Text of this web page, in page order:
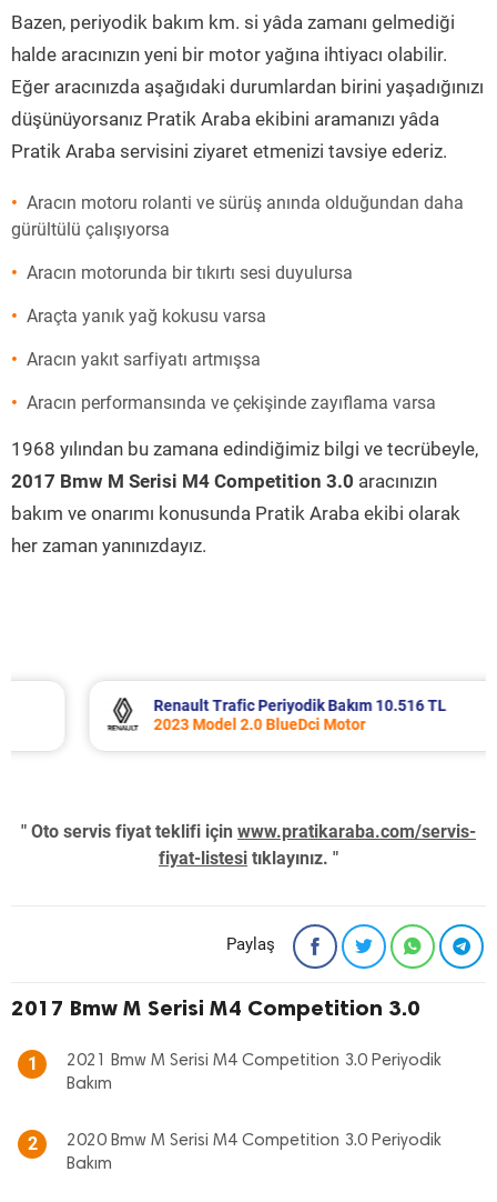
Bazen, periyodik bakım km. si yâda zamanı gelmediği
halde aracınızın yeni bir motor yağına ihtiyacı olabilir.
Eğer aracınızda aşağıdaki durumlardan birini yaşadığınızı
düşünüyorsanız Pratik Araba ekibini aramanızı yâda
Pratik Araba servisini ziyaret etmenizi tavsiye ederiz.
Aracın motoru rolanti ve sürüş anında olduğundan daha
gürültülü çalışıyorsa
Aracın motorunda bir tıkırtı sesi duyulursa
Araçta yanık yağ kokusu varsa
Aracın yakıt sarfiyatı artmışsa
Aracın performansında ve çekişinde zayıflama varsa
1968 yılından bu zamana edindiğimiz bilgi ve tecrübeyle,
2017 Bmw M Serisi M4 Competition 3.0 aracınızın
bakım ve onarımı konusunda Pratik Araba ekibi olarak
her zaman yanınızdayız.
Renault Trafic Periyodik Bakım 10.516 TL
2023 Model 2.0 BlueDci Motor
" Oto servis fiyat teklifi için www.pratikaraba.com/servis-
fiyat-listesi tıklayınız. "
Paylaş
2017 Bmw M Serisi M4 Competition 3.0
1
2021 Bmw M Serisi M4 Competition 3.0 Periyodik
Bakım
2
2020 Bmw M Serisi M4 Competition 3.0 Periyodik
Bakım